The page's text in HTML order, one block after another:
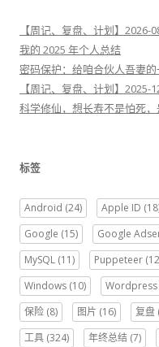
【周记、复盘、计划】2026-
我的 2025 年个人总结
密码保护：给咱合伙人吾妻的
【周记、复盘、计划】2025-
科学修仙，想长寿不是怕死
标签
Android (24) Apple ID
Google (15) Google
MySQL (11) Puppeteer
Windows (10) Wordpress
保险 (8) 图片 (16) 复盘
工具 (324) 年终总结 (7)